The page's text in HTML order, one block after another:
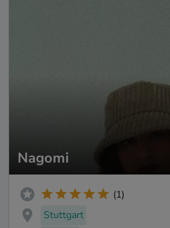
Nagomi
(1)
Stuttgart